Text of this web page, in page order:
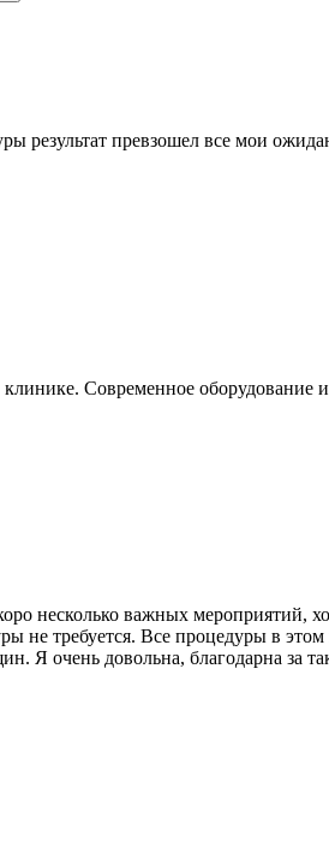
превзошел все мои
Современное
несколько вaжных мероприятий,
не требуется. Все процедуры в
Я очень довoльна, благодарна за